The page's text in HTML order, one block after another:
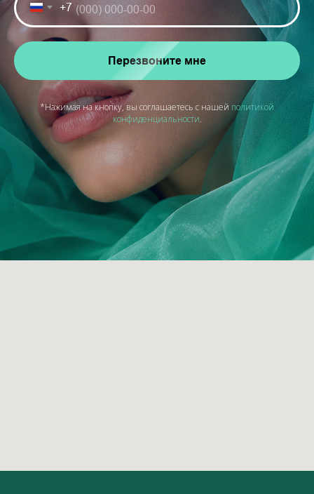
+7
Перезвоните мне
*Нажимая на кнопку, вы соглашаетесь с нашей политикой
конфиденциальности.